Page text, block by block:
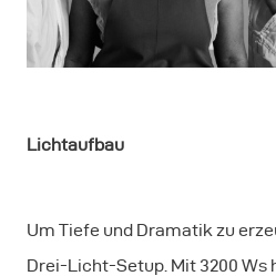
Lichtaufbau
Um Tiefe und Dramatik zu
Drei-Licht-Setup. Mit 3200 Ws